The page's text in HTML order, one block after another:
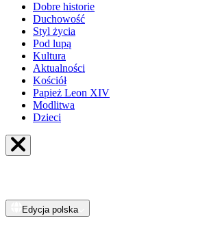
Dobre historie
Duchowość
Styl życia
Pod lupą
Kultura
Aktualności
Kościół
Papież Leon XIV
Modlitwa
Dzieci
Edycja polska